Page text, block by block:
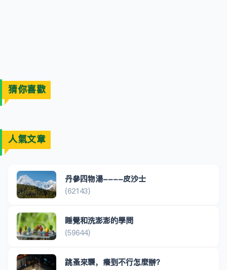
猜你喜歡
人氣文章
丹參四物湯----皮沙士
(62143)
睡覺和洗澎澎的學問
(59644)
跳蚤來襲，癢到不行怎麼辦？